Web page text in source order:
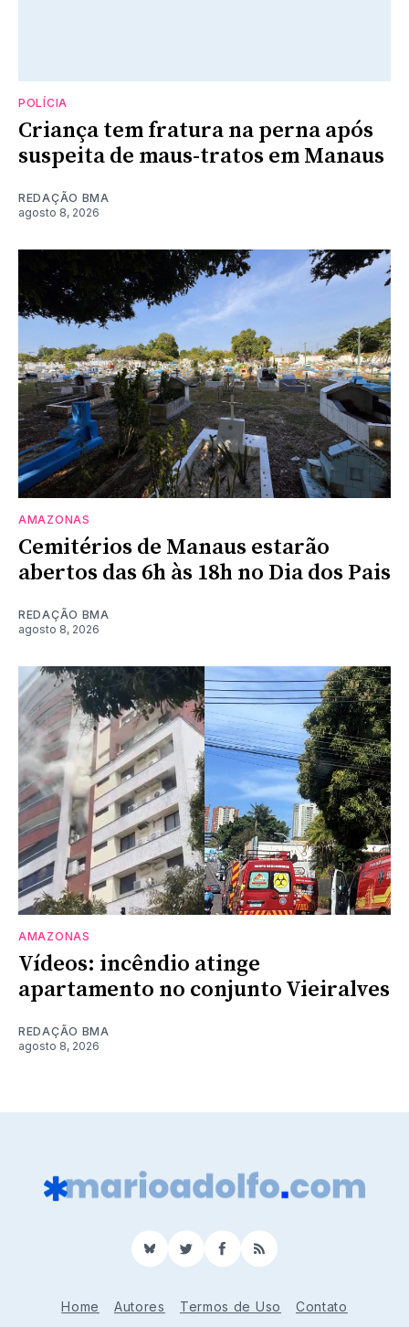
POLÍCIA
Criança tem fratura na perna após
suspeita de maus-tratos em Manaus
REDAÇÃO BMA
agosto 8, 2026
AMAZONAS
Cemitérios de Manaus estarão
abertos das 6h às 18h no Dia dos Pais
REDAÇÃO BMA
agosto 8, 2026
AMAZONAS
Vídeos: incêndio atinge
apartamento no conjunto Vieiralves
REDAÇÃO BMA
agosto 8, 2026
BlueSkyTwitterFacebook
RSS
Home Autores Termos de Uso Contato